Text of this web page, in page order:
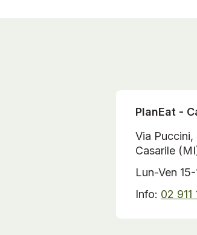
PlanEat -
Via Puccini,
Casarile
Lun-Ven 15-
Info: 02 911